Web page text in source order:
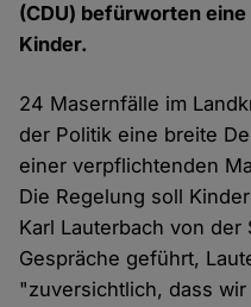
(CDU) befürworten
Kinder.
24 Masernfälle im
der Politik eine breite
einer verpflichtenden
Die Regelung soll
Karl Lauterbach von
Gespräche geführt,
"zuversichtlich, dass